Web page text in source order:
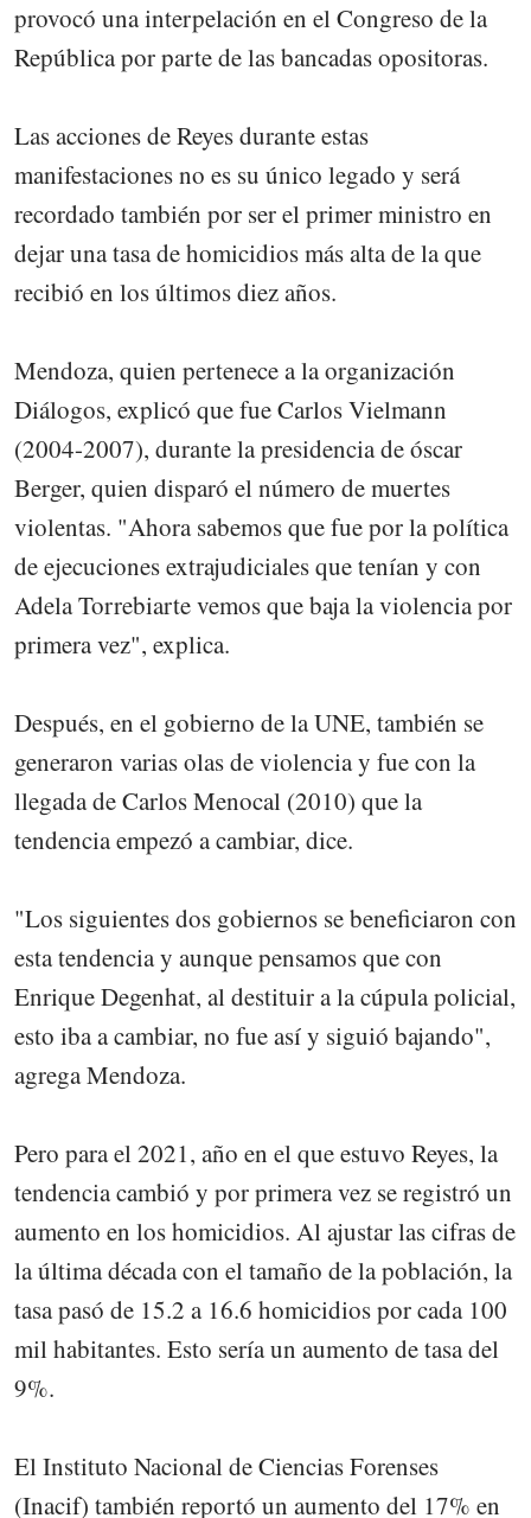
provocó una interpelación en el Congreso de la
República por parte de las bancadas opositoras.
Las acciones de Reyes durante estas
manifestaciones no es su único legado y será
recordado también por ser el primer ministro en
dejar una tasa de homicidios más alta de la que
recibió en los últimos diez años.
Mendoza, quien pertenece a la organización
Diálogos, explicó que fue Carlos Vielmann
(2004-2007), durante la presidencia de óscar
Berger, quien disparó el número de muertes
violentas. "Ahora sabemos que fue por la política
de ejecuciones extrajudiciales que tenían y con
Adela Torrebiarte vemos que baja la violencia por
primera vez", explica.
Después, en el gobierno de la UNE, también se
generaron varias olas de violencia y fue con la
llegada de Carlos Menocal (2010) que la
tendencia empezó a cambiar, dice.
"Los siguientes dos gobiernos se beneficiaron con
esta tendencia y aunque pensamos que con
Enrique Degenhat, al destituir a la cúpula policial,
esto iba a cambiar, no fue así y siguió bajando",
agrega Mendoza.
Pero para el 2021, año en el que estuvo Reyes, la
tendencia cambió y por primera vez se registró un
aumento en los homicidios. Al ajustar las cifras de
la última década con el tamaño de la población, la
tasa pasó de 15.2 a 16.6 homicidios por cada 100
mil habitantes. Esto sería un aumento de tasa del
9%.
El Instituto Nacional de Ciencias Forenses
(Inacif) también reportó un aumento del 17% en